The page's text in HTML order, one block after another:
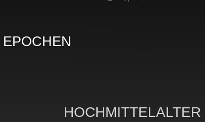
HOCHMITTELALTER